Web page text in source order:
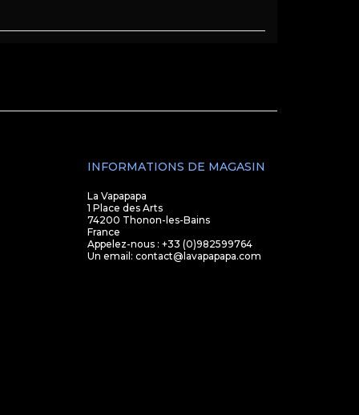
INFORMATIONS DE MAGASIN
La Vapapapa
1 Place des Arts
74200 Thonon-les-Bains
France
Appelez-nous : +33 (0)982599764
Un email: contact@lavapapapa.com